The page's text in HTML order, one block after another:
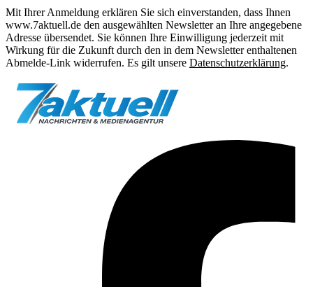
Mit Ihrer Anmeldung erklären Sie sich einverstanden, dass Ihnen
www.7aktuell.de den ausgewählten Newsletter an Ihre angegebene
Adresse übersendet. Sie können Ihre Einwilligung jederzeit mit
Wirkung für die Zukunft durch den in dem Newsletter enthaltenen
Abmelde-Link widerrufen. Es gilt unsere Datenschutzerklärung.